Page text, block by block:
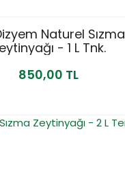
Naturel Sızma
- 1 L Tnk.
850,00 TL